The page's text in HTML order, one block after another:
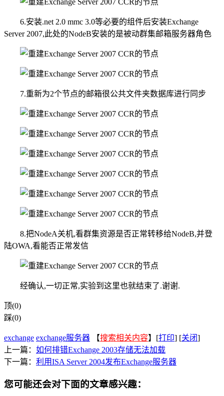
6.安装.net 2.0 mmc 3.0等必要的组件后安装Exchange
Server 2007,此处的NodeB安装的是被动群集邮箱服务器角色
7.重新为2个节点的邮箱很公共文件夹数据库进行同步
8.把NodeA关机,看群集资源是否正常转移给NodeB,并登
陆OWA,看能否正常发信
经确认,一切正常,实验到这里也就结束了.谢谢.
顶(0)
踩(0)
exchange exchange服务器 【搜索相关内容】[打印] [关闭]
上一篇： 如何排错Exchange 2003存储无法加载
下一篇： 利用ISA Server 2004发布Exchange服务器
您可能还会对下面的文章感兴趣：